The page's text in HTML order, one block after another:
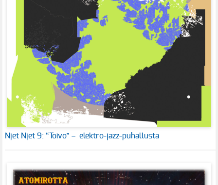
Njet Njet 9: “Toivo” – elektro-jazz-puhallusta